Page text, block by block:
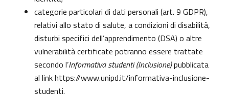
categorie particolari di dati personali (art. 9 GDPR),
relativi allo stato di salute, a condizioni di disabilità,
disturbi specifici dell’apprendimento (DSA) o altre
vulnerabilità certificate potranno essere trattate
secondo l’Informativa studenti (Inclusione)pubblicata
al linkhttps://www.unipd.it/informativa-inclusione-
studenti.